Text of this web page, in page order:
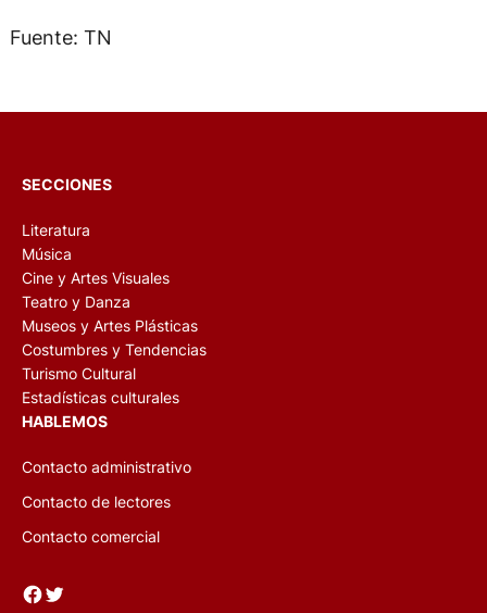
Fuente: TN
SECCIONES
Literatura
Música
Cine y Artes Visuales
Teatro y Danza
Museos y Artes Plásticas
Costumbres y Tendencias
Turismo Cultural
Estadísticas culturales
HABLEMOS
Contacto administrativo
Contacto de lectores
Contacto comercial
Facebook Twitter